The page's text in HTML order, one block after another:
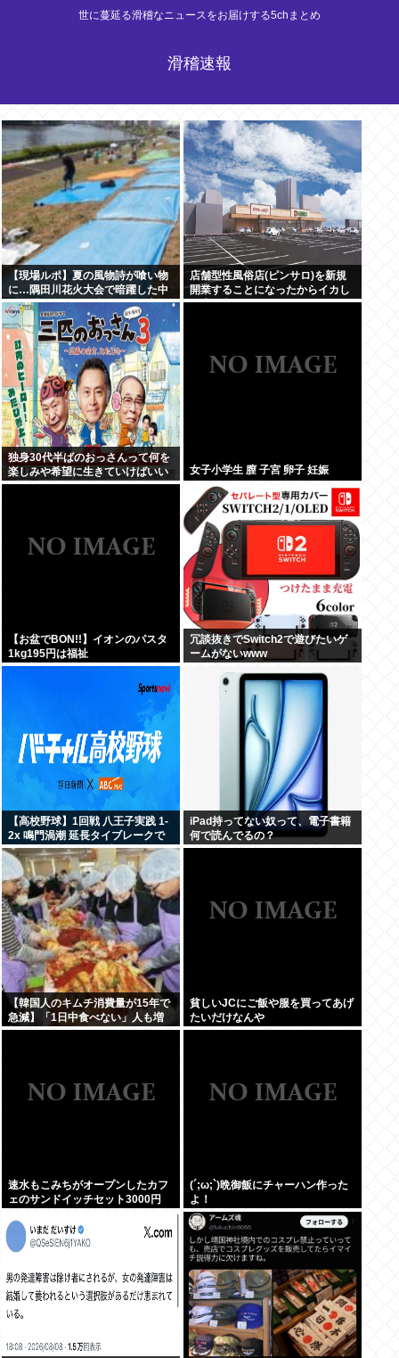
世に蔓延る滑稽なニュースをお届けする5chまとめ
滑稽速報
【現場ルポ】夏の風物詩が喰い物
に…隅田川花火大会で暗躍した中
国人「場所取り転売ヤー」の高笑
い
店舗型性風俗店(ピンサロ)を新規
開業することになったからイカし
た店名考えてくれ
独身30代半ばのおっさんって何を
楽しみや希望に生きていけばいい
んだ？
女子小学生 膣 子宮 卵子 妊娠
【お盆でBON!!】イオンのパスタ
1kg195円は福祉
冗談抜きでSwitch2で遊びたいゲ
ームがないwww
【高校野球】1回戦 八王子実践 1-
2x 鳴門渦潮 延長タイブレークで
サヨナラ勝ち 鳴門渦潮として甲子
園1勝
iPad持ってない奴って、電子書籍
何で読んでるの？
【韓国人のキムチ消費量が15年で
急減】「1日中食べない」人も増
加
貧しいJCにご飯や服を買ってあげ
たいだけなんや
速水もこみちがオープンしたカフ
ェのサンドイッチセット3000円
(´;ω;`)晩御飯にチャーハン作った
よ！